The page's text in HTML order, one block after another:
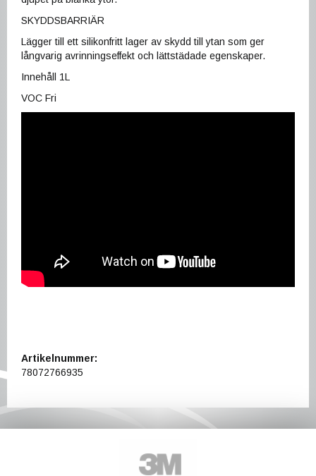
SKYDDSBARRIÄR
Lägger till ett silikonfritt lager av skydd till ytan som ger
långvarig avrinningseffekt och lättstädade egenskaper.
Innehåll 1L
VOC Fri
Artikelnummer:
78072766935